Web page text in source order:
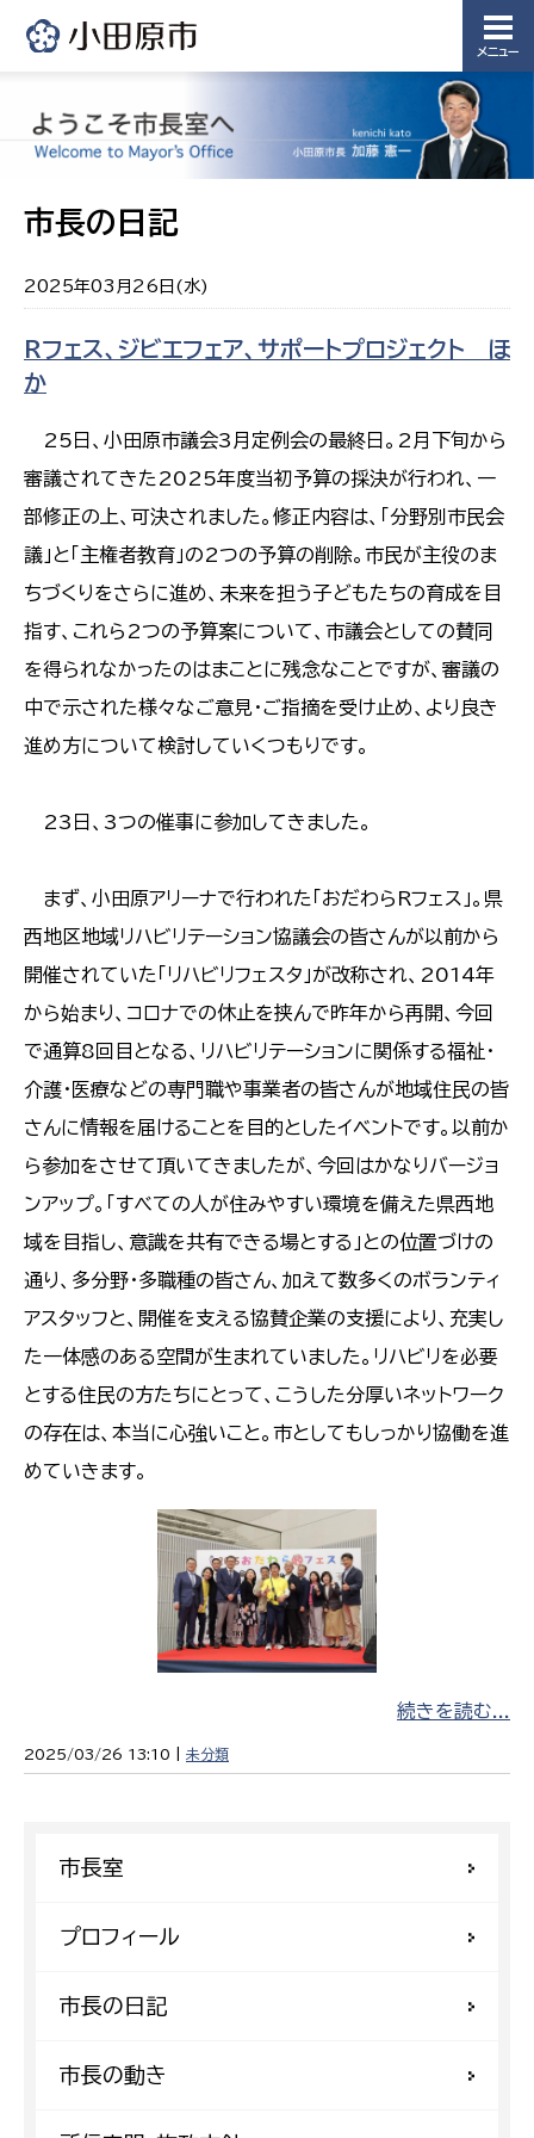
メニュー
市長の日記
2025年03月26日(水)
Rフェス、ジビエフェア、サポートプロジェクト ほ
か
25日、小田原市議会3月定例会の最終日。2月下旬から
審議されてきた2025年度当初予算の採決が行われ、一
部修正の上、可決されました。修正内容は、「分野別市民会
議」と「主権者教育」の2つの予算の削除。市民が主役のま
ちづくりをさらに進め、未来を担う子どもたちの育成を目
指す、これら2つの予算案について、市議会としての賛同
を得られなかったのはまことに残念なことですが、審議の
中で示された様々なご意見・ご指摘を受け止め、より良き
進め方について検討していくつもりです。
23日、3つの催事に参加してきました。
まず、小田原アリーナで行われた「おだわらRフェス」。県
西地区地域リハビリテーション協議会の皆さんが以前から
開催されていた「リハビリフェスタ」が改称され、2014年
から始まり、コロナでの休止を挟んで昨年から再開、今回
で通算8回目となる、リハビリテーションに関係する福祉・
介護・医療などの専門職や事業者の皆さんが地域住民の皆
さんに情報を届けることを目的としたイベントです。以前か
ら参加をさせて頂いてきましたが、今回はかなりバージョ
ンアップ。「すべての人が住みやすい環境を備えた県西地
域を目指し、意識を共有できる場とする」との位置づけの
通り、多分野・多職種の皆さん、加えて数多くのボランティ
アスタッフと、開催を支える協賛企業の支援により、充実し
た一体感のある空間が生まれていました。リハビリを必要
とする住民の方たちにとって、こうした分厚いネットワーク
の存在は、本当に心強いこと。市としてもしっかり協働を進
めていきます。
続きを読む...
2025/03/26 13:10 | 未分類
市長室
プロフィール
市長の日記
市長の動き